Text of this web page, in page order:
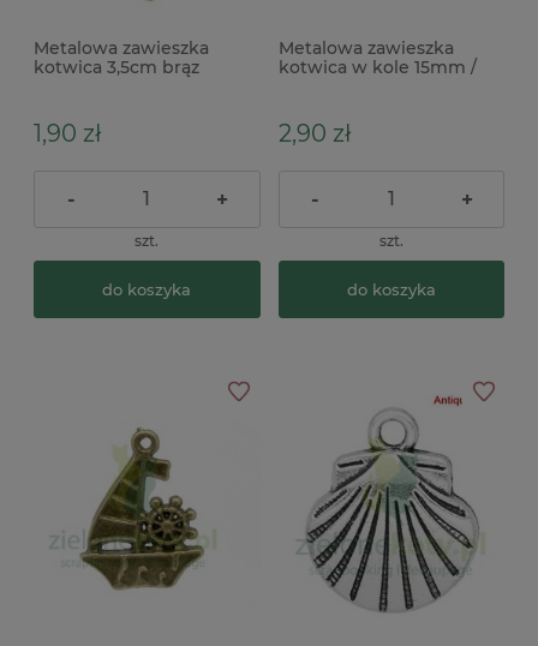
Metalowa zawieszka
kotwica 3,5cm brąz
1,90 zł
- +
szt.
do koszyka
Metalowa zawieszka
kotwica w kole 15mm /
2,90 zł
- +
szt.
do koszyka